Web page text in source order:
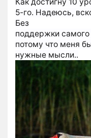
5-го. Надеюсь,
Без
поддержки
потому что меня
нужные мысли..